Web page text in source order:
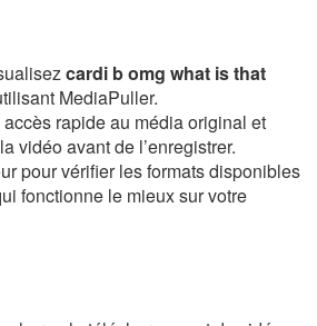
cardi b omg what is that
MediaPuller.
rapide au média original et
vidéo avant de l’enregistrer.
pour vérifier les formats disponibles
fonctionne le mieux sur votre